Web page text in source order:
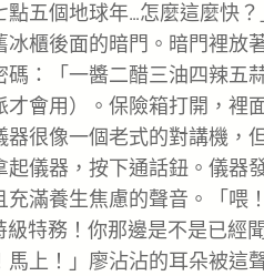
五個地球年…怎麼這麼快？
櫃後面的暗門。暗門裡放
：「一醬二醋三油四辣五
會用）。保險箱打開，裡
很像一個老式的對講機，
儀器，按下通話鈕。儀器
滿養生焦慮的聲音。「喂
特務！你那邊是不是已經
上！」廖沾沾的耳朵被這